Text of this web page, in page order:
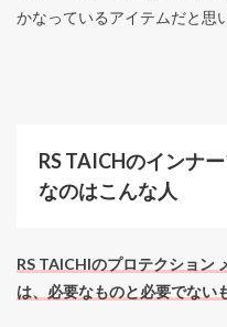
かなっているアイテムだと思
RS TAICHのインナ
なのはこんな人
RS TAICHIのプロテクション
は、必要なものと必要でない